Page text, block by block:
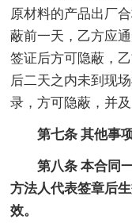
原材料的产品出厂
蔽前一天，乙方应
签证后方可隐蔽，
后二天之内未到现
录，方可隐蔽，并
第七条 其他事
第八条 本合同
方法人代表签章后
效。